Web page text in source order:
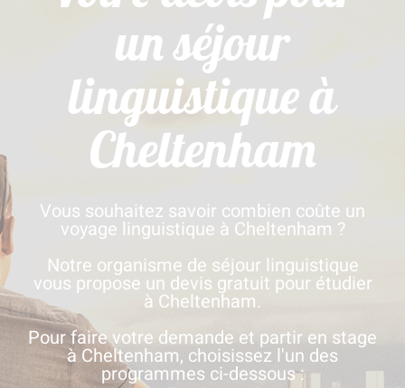
un séjour
linguistique à
Cheltenham
Vous souhaitez savoir combien coûte un
voyage linguistique à Cheltenham ?
Notre organisme de séjour linguistique
vous propose un devis gratuit pour étudier
à Cheltenham.
Pour faire votre demande et partir en stage
à Cheltenham, choisissez l'un des
programmes ci-dessous :